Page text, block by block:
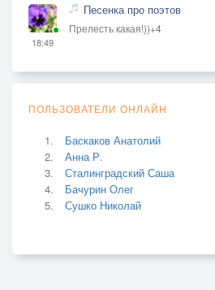
18:49
Песенка про поэтов
Прелесть какая!))+4
ПОЛЬЗОВАТЕЛИ ОНЛАЙН
Баскаков Анатолий
Анна Р.
Сталинградский Саша
Бачурин Олег
Сушко Николай